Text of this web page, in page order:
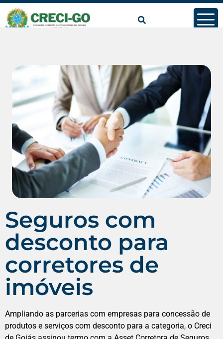
Seguros com
desconto para
corretores de
imóveis
Ampliando as parcerias com empresas para concessão de
produtos e serviços com desconto para a categoria, o Creci